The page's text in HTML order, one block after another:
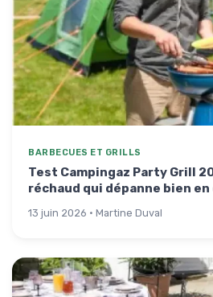
BARBECUES ET GRILLS
Test Campingaz Party Grill
réchaud qui dépanne bien en
13 juin 2026 · Martine Duval